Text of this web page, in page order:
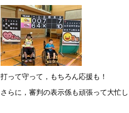
打って守って，もちろん応援も！
さらに，審判の表示係も頑張って大忙